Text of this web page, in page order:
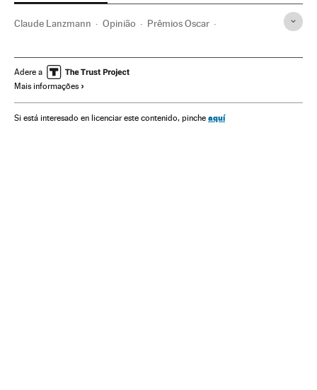
Claude Lanzmann Opinião Prêmios Oscar
Holocausto judeu Segunda Guerra Mundial
História contemporânea
Adere a
Mais informações
Si está interesado en licenciar este contenido, pinche aquí